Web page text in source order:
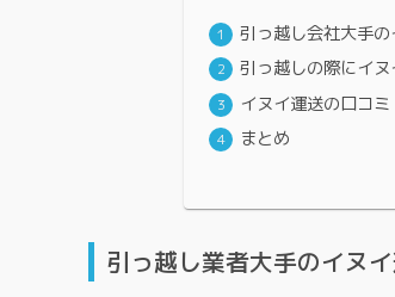
引っ越し会社大手
引っ越しの際にイ
イヌイ運送の口コミ
まとめ
引っ越し業者大手のイヌ